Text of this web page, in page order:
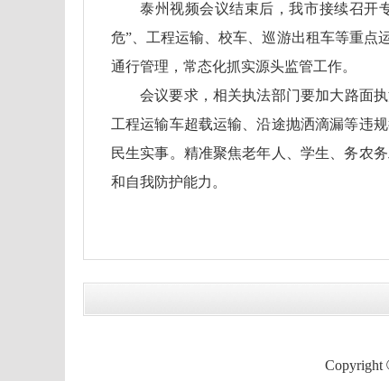
泰州视频会议结束后，我市接续召开
危”、工程运输、校车、巡游出租车等重点
通行管理，常态化抓实源头监管工作。
会议要求，相关执法部门要加大路面
工程运输车超载运输、沿途抛洒滴漏等违
民生实事。精准聚焦老年人、学生、务农
和自我防护能力。
Copyright